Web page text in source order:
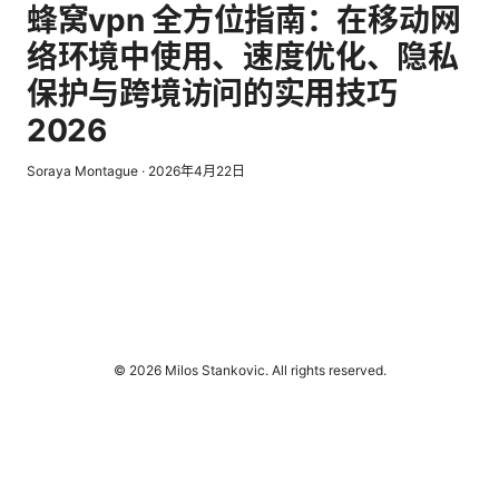
蜂窝vpn 全方位指南：在移动网
络环境中使用、速度优化、隐私
保护与跨境访问的实用技巧
2026
Soraya Montague · 2026年4月22日
© 2026 Milos Stankovic. All rights reserved.